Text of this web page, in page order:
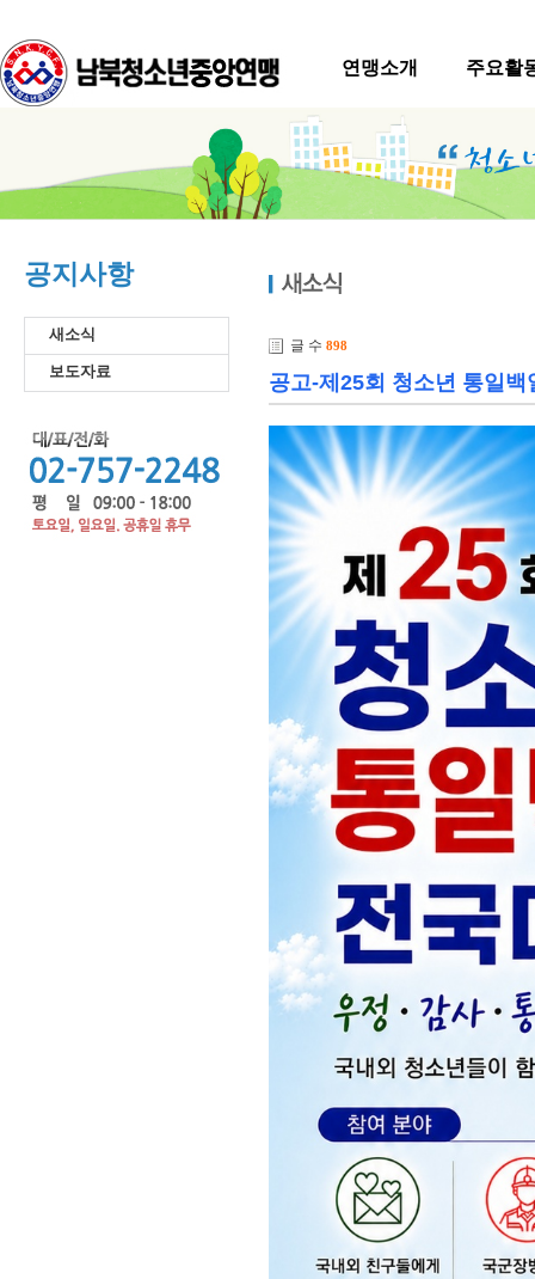
연맹소개 주요활
공지사항
새소식
보도자료
글 수 898
공고-제25회 청소년 통일백